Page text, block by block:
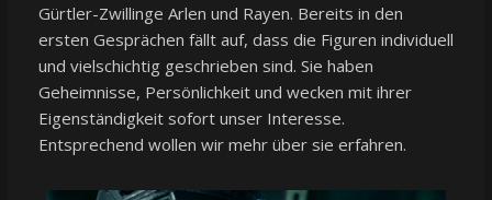
Gürtler-Zwillinge Arlen und Rayen. Bereits in den
ersten Gesprächen fällt auf, dass die Figuren individuell
und vielschichtig geschrieben sind. Sie haben
Geheimnisse, Persönlichkeit und wecken mit ihrer
Eigenständigkeit sofort unser Interesse.
Entsprechend wollen wir mehr über sie erfahren.